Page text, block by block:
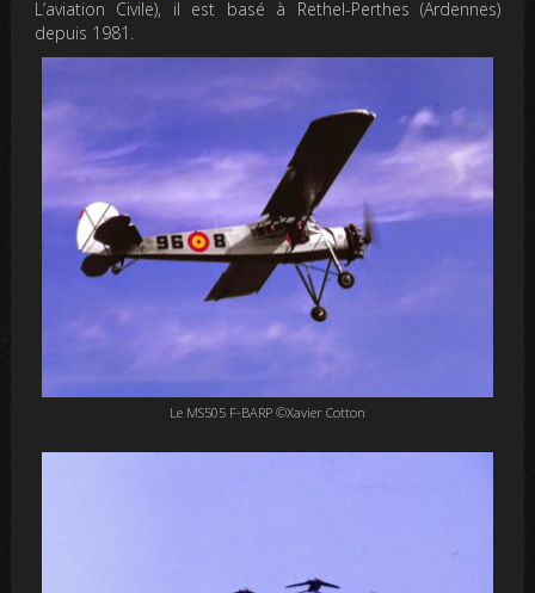
L’aviation Civile), il est basé à Rethel-Perthes (Ardennes)
depuis 1981.
Le MS505 F-BARP ©Xavier Cotton